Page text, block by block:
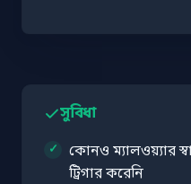
সুবিধা
কোনও ম্যালওয়্যার
ট্রিগার করেনি